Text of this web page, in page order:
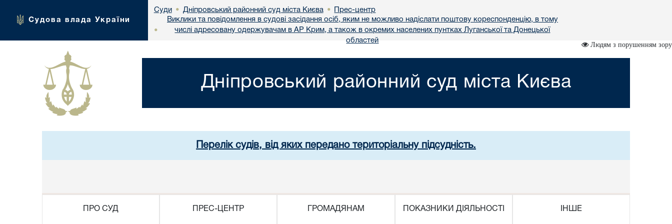
Судова влада України
Суди • Дніпровський районний суд міста Києва • Прес-центр
•
Виклики та повідомлення в судові засідання осіб, яким не можливо надіслати поштову кореспонденцію, в тому
числі адресовану одержувачам в АР Крим, а також в окремих населених пунтках Луганської та Донецької
областей
Людям з порушенням зору
Дніпровський районний суд міста Києва
Перелік судів, від яких передано територіальну підсудність.
ПРО СУД ПРЕС-ЦЕНТР ГРОМАДЯНАМ ПОКАЗНИКИ ДІЯЛЬНОСТІ ІНШЕ